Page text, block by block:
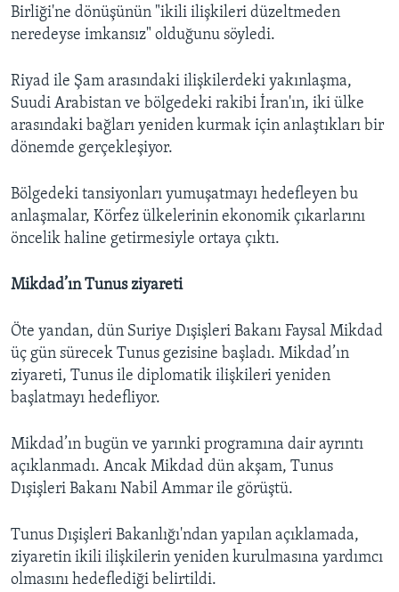
Birliği'ne dönüşünün "ikili ilişkileri düzeltmeden
neredeyse imkansız" olduğunu söyledi.
Riyad ile Şam arasındaki ilişkilerdeki yakınlaşma,
Suudi Arabistan ve bölgedeki rakibi İran'ın, iki ülke
arasındaki bağları yeniden kurmak için anlaştıkları bir
dönemde gerçekleşiyor.
Bölgedeki tansiyonları yumuşatmayı hedefleyen bu
anlaşmalar, Körfez ülkelerinin ekonomik çıkarlarını
öncelik haline getirmesiyle ortaya çıktı.
Mikdad’ın Tunus ziyareti
Öte yandan, dün Suriye Dışişleri Bakanı Faysal Mikdad
üç gün sürecek Tunus gezisine başladı. Mikdad’ın
ziyareti, Tunus ile diplomatik ilişkileri yeniden
başlatmayı hedefliyor.
Mikdad’ın bugün ve yarınki programına dair ayrıntı
açıklanmadı. Ancak Mikdad dün akşam, Tunus
Dışişleri Bakanı Nabil Ammar ile görüştü.
Tunus Dışişleri Bakanlığı'ndan yapılan açıklamada,
ziyaretin ikili ilişkilerin yeniden kurulmasına yardımcı
olmasını hedeflediği belirtildi.